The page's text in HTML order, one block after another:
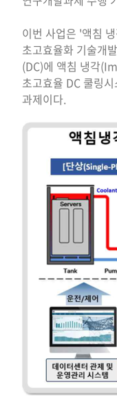
이번 사업은 '액침
초고효율화 기술개
(DC)에 액침 냉각
초고효율 DC 쿨링
과제이다.